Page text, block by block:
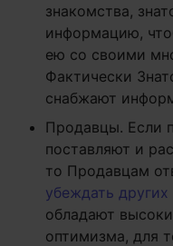
знакомства,
информацию,
ею со своими
Фактически
снабжают
Продавцы. Если
поставляют и
то Продавцам
убеждать
обладают
оптимизма, для